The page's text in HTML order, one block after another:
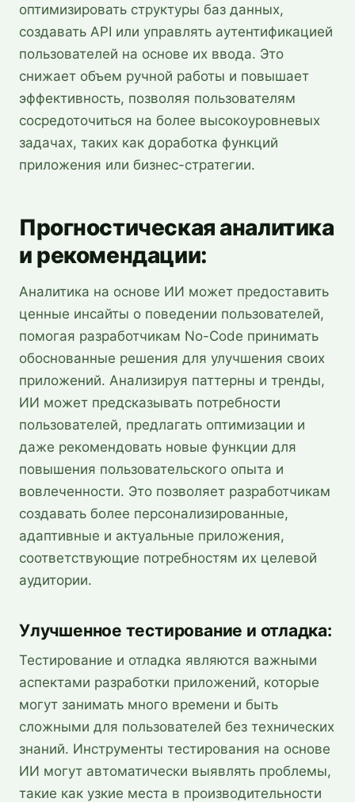
оптимизировать структуры баз данных,
создавать API или управлять аутентификацией
пользователей на основе их ввода. Это
снижает объем ручной работы и повышает
эффективность, позволяя пользователям
сосредоточиться на более высокоуровневых
задачах, таких как доработка функций
приложения или бизнес-стратегии.
Прогностическая аналитика
и рекомендации:
Аналитика на основе ИИ может предоставить
ценные инсайты о поведении пользователей,
помогая разработчикам No-Code принимать
обоснованные решения для улучшения своих
приложений. Анализируя паттерны и тренды,
ИИ может предсказывать потребности
пользователей, предлагать оптимизации и
даже рекомендовать новые функции для
повышения пользовательского опыта и
вовлеченности. Это позволяет разработчикам
создавать более персонализированные,
адаптивные и актуальные приложения,
соответствующие потребностям их целевой
аудитории.
Улучшенное тестирование и отладка:
Тестирование и отладка являются важными
аспектами разработки приложений, которые
могут занимать много времени и быть
сложными для пользователей без технических
знаний. Инструменты тестирования на основе
ИИ могут автоматически выявлять проблемы,
такие как узкие места в производительности